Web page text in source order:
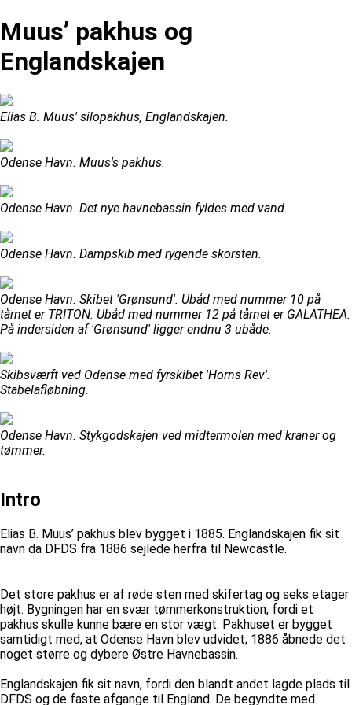
Muus’ pakhus og
Englandskajen
Elias B. Muus' silopakhus, Englandskajen.
Odense Havn. Muus's pakhus.
Odense Havn. Det nye havnebassin fyldes med vand.
Odense Havn. Dampskib med rygende skorsten.
Odense Havn. Skibet 'Grønsund'. Ubåd med nummer 10 på
tårnet er TRITON. Ubåd med nummer 12 på tårnet er GALATHEA.
På indersiden af 'Grønsund' ligger endnu 3 ubåde.
Skibsværft ved Odense med fyrskibet 'Horns Rev'.
Stabelafløbning.
Odense Havn. Stykgodskajen ved midtermolen med kraner og
tømmer.
Intro
Elias B. Muus’ pakhus blev bygget i 1885. Englandskajen fik sit
navn da DFDS fra 1886 sejlede herfra til Newcastle.
Det store pakhus er af røde sten med skifertag og seks etager
højt. Bygningen har en svær tømmerkonstruktion, fordi et
pakhus skulle kunne bære en stor vægt. Pakhuset er bygget
samtidigt med, at Odense Havn blev udvidet; 1886 åbnede det
noget større og dybere Østre Havnebassin.
Englandskajen fik sit navn, fordi den blandt andet lagde plads til
DFDS og de faste afgange til England. De begyndte med